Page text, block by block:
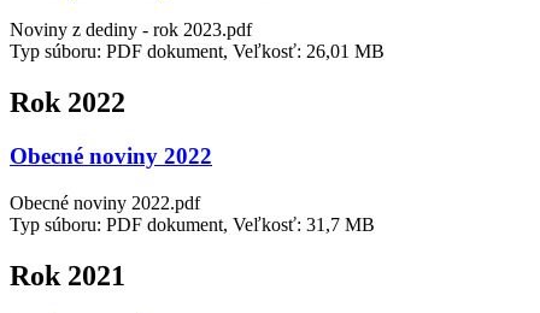
Noviny z dediny - rok 2023.pdf
Typ súboru: PDF dokument, Veľkosť: 26,01 MB
Rok 2022
Obecné noviny 2022
Obecné noviny 2022.pdf
Typ súboru: PDF dokument, Veľkosť: 31,7 MB
Rok 2021